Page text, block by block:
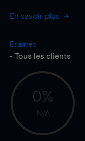
En savoir plus
Eramet
- Tous les clients
0%
N/A